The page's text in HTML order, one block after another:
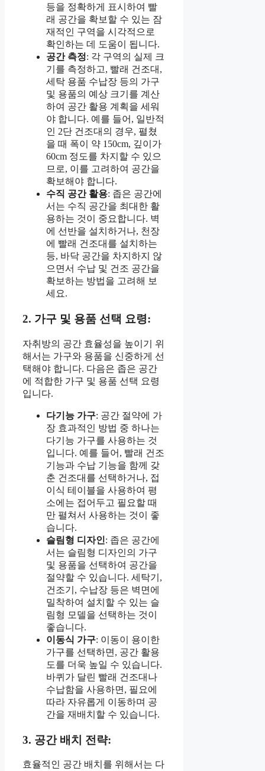
등을 정확하게 표시하여 빨
래 공간을 확보할 수 있는 잠
재적인 구역을 시각적으로
확인하는 데 도움이 됩니다.
공간 측정: 각 구역의 실제 크
기를 측정하고, 빨래 건조대,
세탁 용품 수납장 등의 가구
및 용품의 예상 크기를 계산
하여 공간 활용 계획을 세워
야 합니다. 예를 들어, 일반적
인 2단 건조대의 경우, 펼쳤
을 때 폭이 약 150cm, 깊이가
60cm 정도를 차지할 수 있으
므로, 이를 고려하여 공간을
확보해야 합니다.
수직 공간 활용: 좁은 공간에
서는 수직 공간을 최대한 활
용하는 것이 중요합니다. 벽
에 선반을 설치하거나, 천장
에 빨래 건조대를 설치하는
등, 바닥 공간을 차지하지 않
으면서 수납 및 건조 공간을
확보하는 방법을 고려해 보
세요.
2. 가구 및 용품 선택 요령:
자취방의 공간 효율성을 높이기 위
해서는 가구와 용품을 신중하게 선
택해야 합니다. 다음은 좁은 공간
에 적합한 가구 및 용품 선택 요령
입니다.
다기능 가구: 공간 절약에 가
장 효과적인 방법 중 하나는
다기능 가구를 사용하는 것
입니다. 예를 들어, 빨래 건조
기능과 수납 기능을 함께 갖
춘 건조대를 선택하거나, 접
이식 테이블을 사용하여 평
소에는 접어두고 필요할 때
만 펼쳐서 사용하는 것이 좋
습니다.
슬림형 디자인: 좁은 공간에
서는 슬림형 디자인의 가구
및 용품을 선택하여 공간을
절약할 수 있습니다. 세탁기,
건조기, 수납장 등은 벽면에
밀착하여 설치할 수 있는 슬
림형 모델을 선택하는 것이
좋습니다.
이동식 가구: 이동이 용이한
가구를 선택하면, 공간 활용
도를 더욱 높일 수 있습니다.
바퀴가 달린 빨래 건조대나
수납함을 사용하면, 필요에
따라 자유롭게 이동하며 공
간을 재배치할 수 있습니다.
3. 공간 배치 전략:
효율적인 공간 배치를 위해서는 다